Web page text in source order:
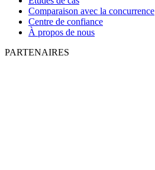
Comparaison avec la concurrence
Centre de confiance
À propos de nous
PARTENAIRES